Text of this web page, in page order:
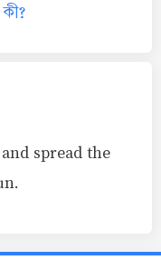
spread the